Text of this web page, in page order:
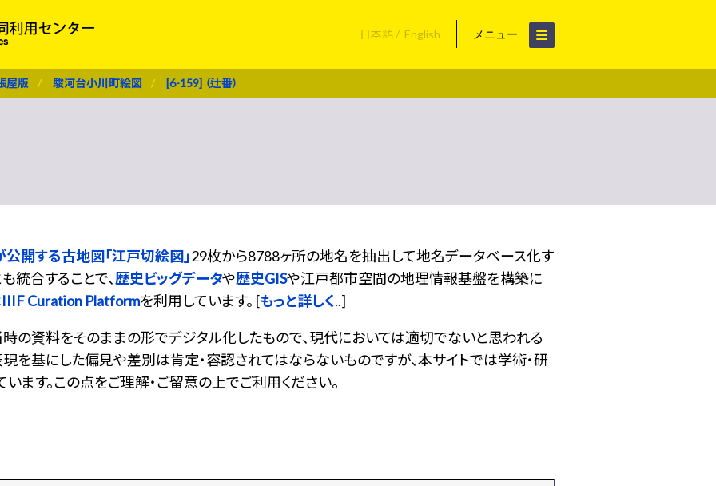
日本語 English メニュー
屋版 駿河台小川町絵図 [6-159] （辻番）
開する古地図「江戸切絵図」29枚から8788ヶ所の地名を抽出して地名データベース化す
統合することで、歴史ビッグデータや歴史GISや江戸都市空間の地理情報基盤を構築に
IIIF Curation Platformを利用しています。 [もっと詳しく..]
の資料をそのままの形でデジタル化したもので、現代においては適切でないと思われる
を基にした偏見や差別は肯定・容認されてはならないものですが、本サイトでは学術・研
ます。この点をご理解・ご留意の上でご利用ください。